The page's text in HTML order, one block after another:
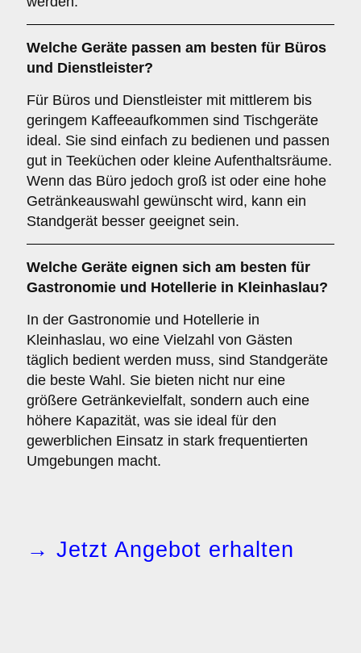
Welche Geräte passen am besten für Büros
und Dienstleister?
Für Büros und Dienstleister mit mittlerem bis
geringem Kaffeeaufkommen sind Tischgeräte
ideal. Sie sind einfach zu bedienen und passen
gut in Teeküchen oder kleine Aufenthaltsräume.
Wenn das Büro jedoch groß ist oder eine hohe
Getränkeauswahl gewünscht wird, kann ein
Standgerät besser geeignet sein.
Welche Geräte eignen sich am besten für
Gastronomie und Hotellerie in Kleinhaslau?
In der Gastronomie und Hotellerie in
Kleinhaslau, wo eine Vielzahl von Gästen
täglich bedient werden muss, sind Standgeräte
die beste Wahl. Sie bieten nicht nur eine
größere Getränkevielfalt, sondern auch eine
höhere Kapazität, was sie ideal für den
gewerblichen Einsatz in stark frequentierten
Umgebungen macht.
→ Jetzt Angebot erhalten